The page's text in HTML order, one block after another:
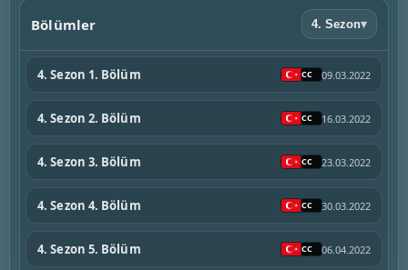
Bölümler 4. Sezon▾
4. Sezon 1. Bölüm 09.03.2022
4. Sezon 2. Bölüm 16.03.2022
4. Sezon 3. Bölüm 23.03.2022
4. Sezon 4. Bölüm 30.03.2022
4. Sezon 5. Bölüm 06.04.2022